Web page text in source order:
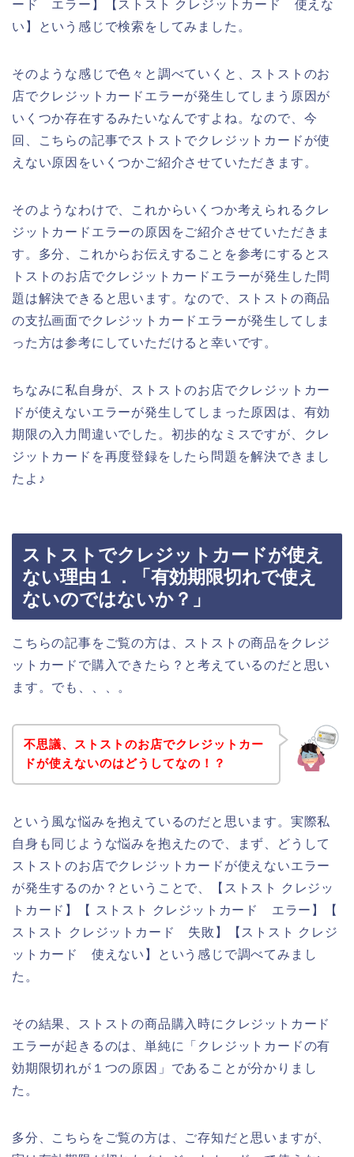
ード エラー】【ストスト クレジットカード 使えな
い】という感じで検索をしてみました。
そのような感じで色々と調べていくと、ストストのお
店でクレジットカードエラーが発生してしまう原因が
いくつか存在するみたいなんですよね。なので、今
回、こちらの記事でストストでクレジットカードが使
えない原因をいくつかご紹介させていただきます。
そのようなわけで、これからいくつか考えられるクレ
ジットカードエラーの原因をご紹介させていただきま
す。多分、これからお伝えすることを参考にするとス
トストのお店でクレジットカードエラーが発生した問
題は解決できると思います。なので、ストストの商品
の支払画面でクレジットカードエラーが発生してしま
った方は参考にしていただけると幸いです。
ちなみに私自身が、ストストのお店でクレジットカー
ドが使えないエラーが発生してしまった原因は、有効
期限の入力間違いでした。初歩的なミスですが、クレ
ジットカードを再度登録をしたら問題を解決できまし
たよ♪
ストストでクレジットカードが使え
ない理由１．「有効期限切れで使え
ないのではないか？」
こちらの記事をご覧の方は、ストストの商品をクレジ
ットカードで購入できたら？と考えているのだと思い
ます。でも、、、。
不思議、ストストのお店でクレジットカー
ドが使えないのはどうしてなの！？
という風な悩みを抱えているのだと思います。実際私
自身も同じような悩みを抱えたので、まず、どうして
ストストのお店でクレジットカードが使えないエラー
が発生するのか？ということで、【ストスト クレジッ
トカード】【 ストスト クレジットカード エラー】【
ストスト クレジットカード 失敗】【ストスト クレジ
ットカード 使えない】という感じで調べてみまし
た。
その結果、ストストの商品購入時にクレジットカード
エラーが起きるのは、単純に「クレジットカードの有
効期限切れが１つの原因」であることが分かりまし
た。
多分、こちらをご覧の方は、ご存知だと思いますが、